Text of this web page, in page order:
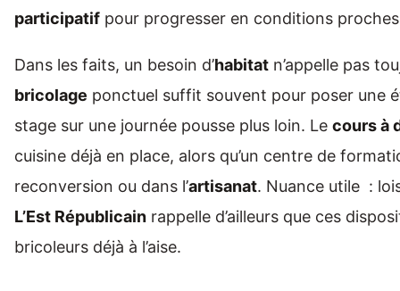
participatif pour progresser en conditions
Dans les faits, un besoin d’habitat n’appelle pas
bricolage ponctuel suffit souvent pour poser une
stage sur une journée pousse plus loin. Le cours à
cuisine déjà en place, alors qu’un centre de
reconversion ou dans l’artisanat. Nuance utile :
L’Est Républicain rappelle d’ailleurs que ces
bricoleurs déjà à l’aise.